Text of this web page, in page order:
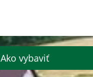
Ako vybaviť